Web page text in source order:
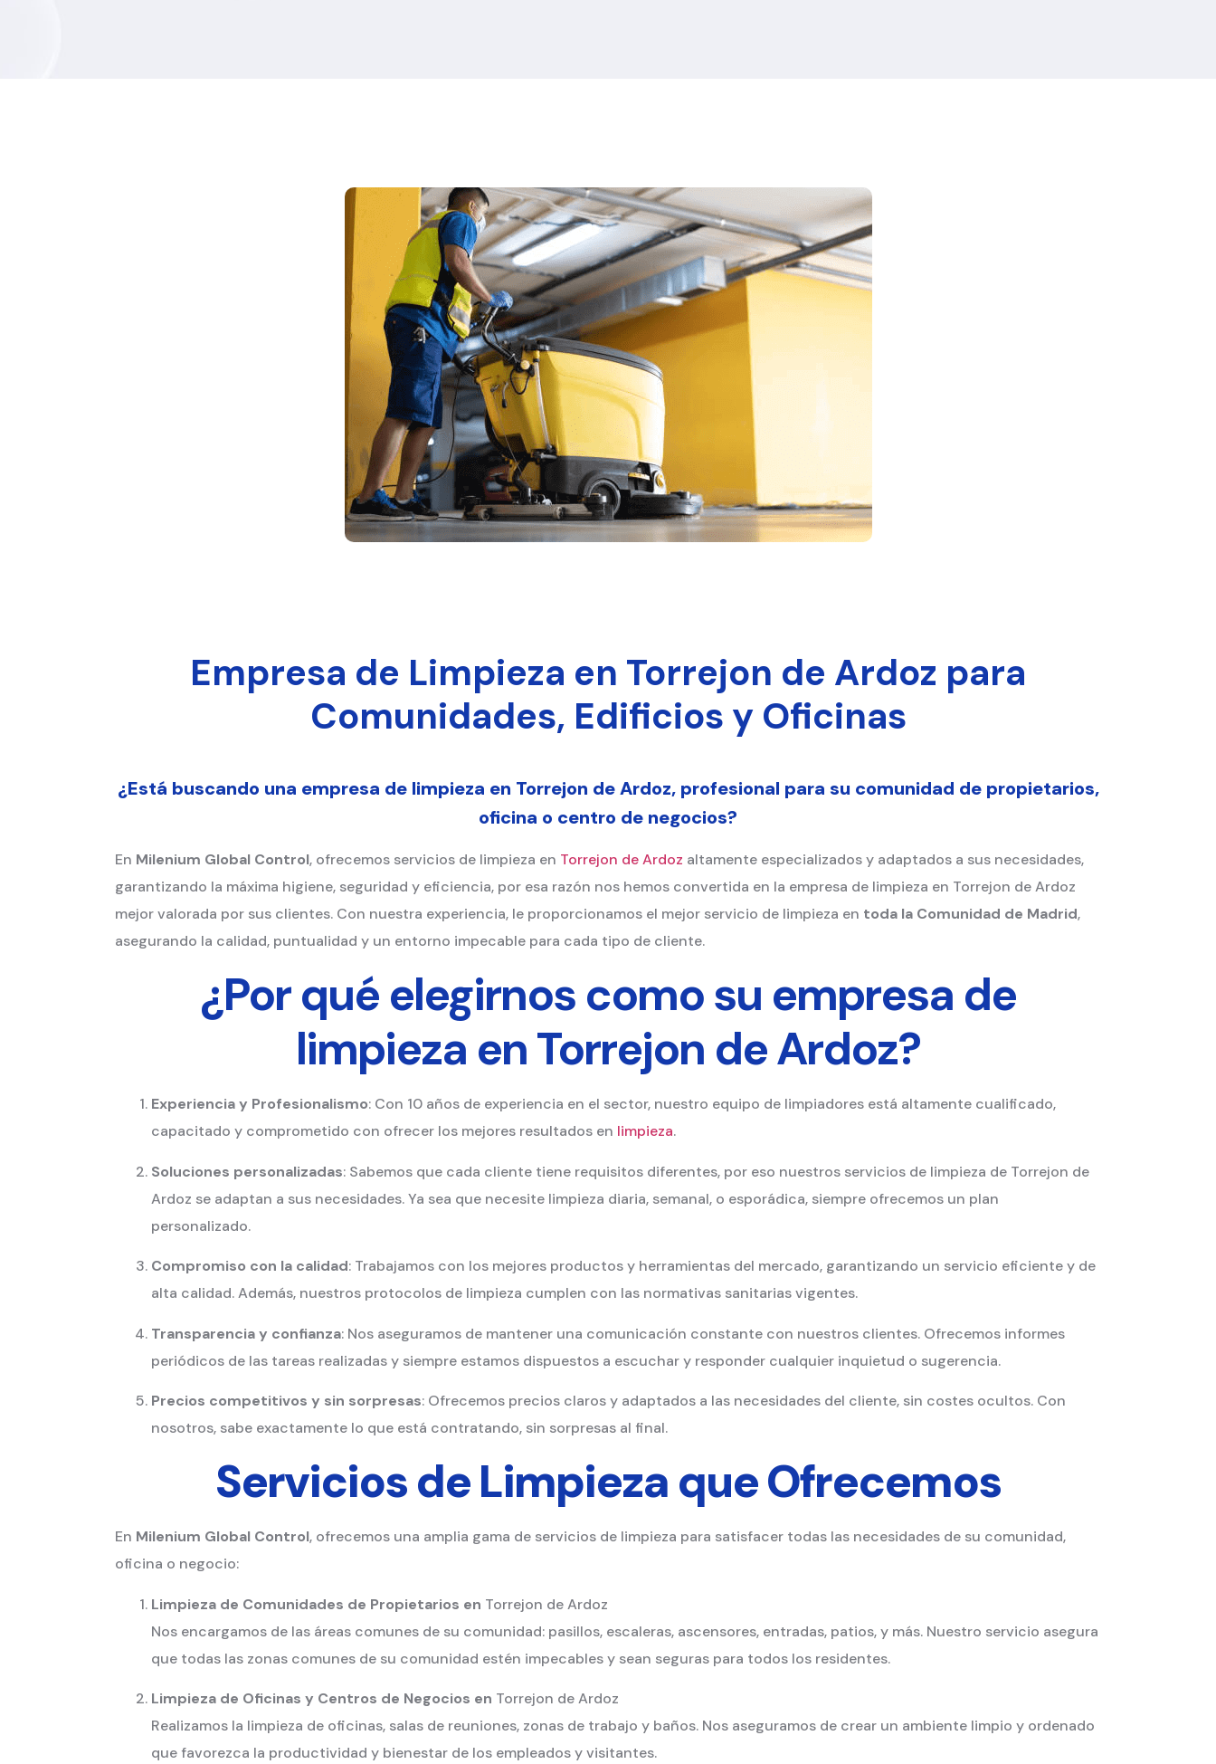
Empresa de Limpieza en Torrejon de Ardoz para
Comunidades, Edificios y Oficinas
¿Está buscando una empresa de limpieza en Torrejon de Ardoz, profesional para su comunidad de propietarios,
oficina o centro de negocios?
En Milenium Global Control, ofrecemos servicios de limpieza en Torrejon de Ardoz altamente especializados y adaptados a sus necesidades,
garantizando la máxima higiene, seguridad y eficiencia, por esa razón nos hemos convertida en la empresa de limpieza en Torrejon de Ardoz
mejor valorada por sus clientes. Con nuestra experiencia, le proporcionamos el mejor servicio de limpieza en toda la Comunidad de Madrid,
asegurando la calidad, puntualidad y un entorno impecable para cada tipo de cliente.
¿Por qué elegirnos como su empresa de
limpieza en Torrejon de Ardoz?
Experiencia y Profesionalismo: Con 10 años de experiencia en el sector, nuestro equipo de limpiadores está altamente cualificado,
capacitado y comprometido con ofrecer los mejores resultados en limpieza.
Soluciones personalizadas: Sabemos que cada cliente tiene requisitos diferentes, por eso nuestros servicios de limpieza de Torrejon de
Ardoz se adaptan a sus necesidades. Ya sea que necesite limpieza diaria, semanal, o esporádica, siempre ofrecemos un plan
personalizado.
Compromiso con la calidad: Trabajamos con los mejores productos y herramientas del mercado, garantizando un servicio eficiente y de
alta calidad. Además, nuestros protocolos de limpieza cumplen con las normativas sanitarias vigentes.
Transparencia y confianza: Nos aseguramos de mantener una comunicación constante con nuestros clientes. Ofrecemos informes
periódicos de las tareas realizadas y siempre estamos dispuestos a escuchar y responder cualquier inquietud o sugerencia.
Precios competitivos y sin sorpresas: Ofrecemos precios claros y adaptados a las necesidades del cliente, sin costes ocultos. Con
nosotros, sabe exactamente lo que está contratando, sin sorpresas al final.
Servicios de Limpieza que Ofrecemos
En Milenium Global Control, ofrecemos una amplia gama de servicios de limpieza para satisfacer todas las necesidades de su comunidad,
oficina o negocio:
Limpieza de Comunidades de Propietarios en Torrejon de Ardoz
Nos encargamos de las áreas comunes de su comunidad: pasillos, escaleras, ascensores, entradas, patios, y más. Nuestro servicio asegura
que todas las zonas comunes de su comunidad estén impecables y sean seguras para todos los residentes.
Limpieza de Oficinas y Centros de Negocios en Torrejon de Ardoz
Realizamos la limpieza de oficinas, salas de reuniones, zonas de trabajo y baños. Nos aseguramos de crear un ambiente limpio y ordenado
que favorezca la productividad y bienestar de los empleados y visitantes.